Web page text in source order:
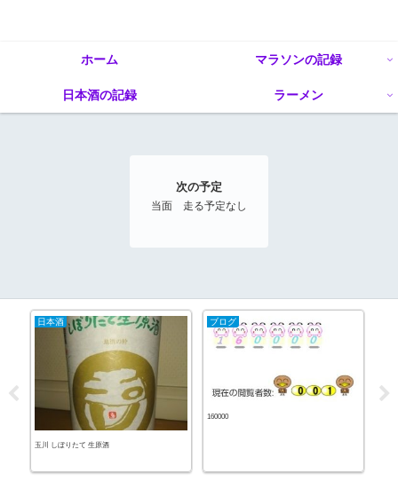
ホーム マラソンの記録
日本酒の記録 ラーメン
次の予定
当面 走る予定なし
日本酒
玉川 しぼりたて 生原酒
ブログ
160000